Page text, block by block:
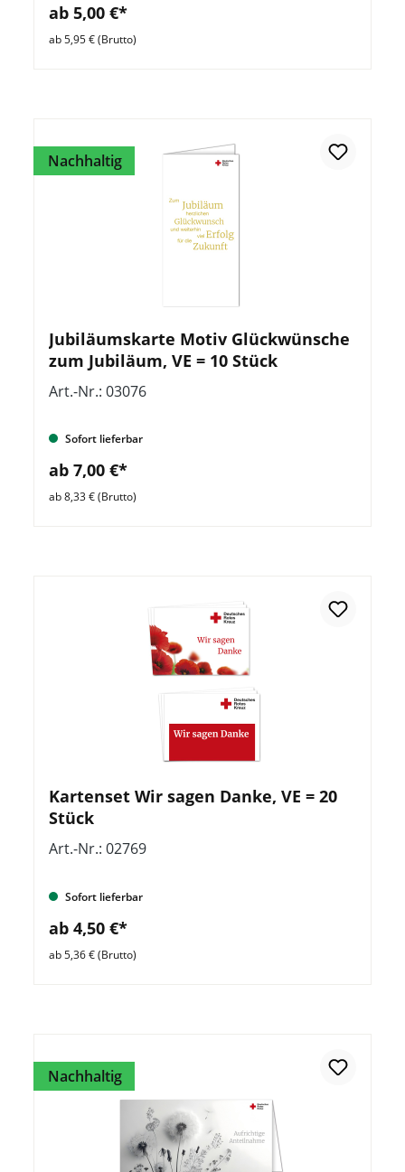
ab 5,00 €*
ab 5,95 € (Brutto)
Nachhaltig
Jubiläumskarte Motiv Glückwünsche
zum Jubiläum, VE = 10 Stück
Art.-Nr.: 03076
Sofort lieferbar
ab 7,00 €*
ab 8,33 € (Brutto)
Kartenset Wir sagen Danke, VE = 20
Stück
Art.-Nr.: 02769
Sofort lieferbar
ab 4,50 €*
ab 5,36 € (Brutto)
Nachhaltig